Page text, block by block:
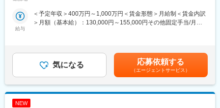
・保育園のお迎えに間に合わないなどの理由により、業務の開始
時間と終了時間を前倒しして勤務することができる制度があり、
鹿児島県内一円となります。現場への移動には社用車（MT・AT軽
乗用車）を貸与します。
■施工実績：
・教育、医療福祉施設
されることが高年収の理由です。実績連動型の評価制度でスピー
ド出世も目指せます。
実際に現事業所長の2人に1人が営業職「以外」からの転職者で
す。
◎ワークライフバランスを実現可能
効率的な営業活動を追求し、平均残業は月15h程度。日月祝休
み・年休123日・転勤無しと働きやすい環境です。
給与
＜予定年収＞400万円～1,000万円＜賃金形態＞月給制＜賃金内訳
＞月額（基本給）：130,000円～155,000円その他固定手当/月：
業手当＞有＜給与補足＞年収650万円（月給31万円＋成果給＋賞
与）／入社1年目 メンバー年収841万円（月給42万円＋成果給＋
賞与）／入社2年目 メンバー年収1,156万円（月給56万円＋成果給
＋賞与）／入社5年目 メンバー賃金はあくまでも目安の金額であ
り、選考を通じて上下する可能性があります。月給(月額)は固定手
気になる 応募依頼する
（エージェントサービス）
NEW